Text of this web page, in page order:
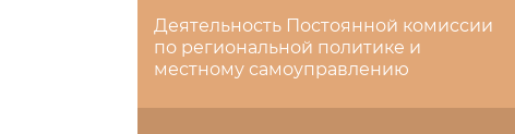
Деятельность Постоянной комиссии
по региональной политике и
местному самоуправлению